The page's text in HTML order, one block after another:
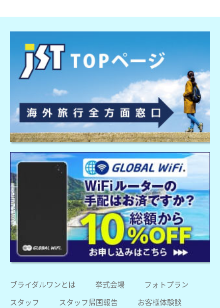
ブライダルワンとは 挙式会場
フォトプラン
スタッフ
スタッフ帰国報告
お客様体験談